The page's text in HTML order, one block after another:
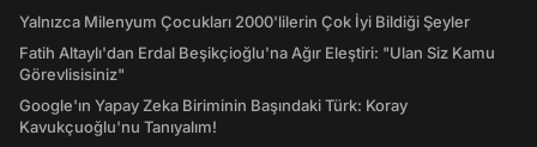
Yalnızca Milenyum Çocukları 2000'lilerin Çok İyi Bildiği Şeyler
Fatih Altaylı'dan Erdal Beşikçioğlu'na Ağır Eleştiri: "Ulan Siz Kamu
Görevlisisiniz"
Google'ın Yapay Zeka Biriminin Başındaki Türk: Koray
Kavukçuoğlu'nu Tanıyalım!